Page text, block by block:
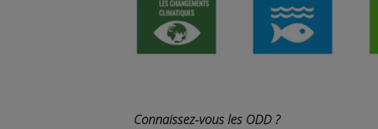
Connaissez-vous les ODD ?